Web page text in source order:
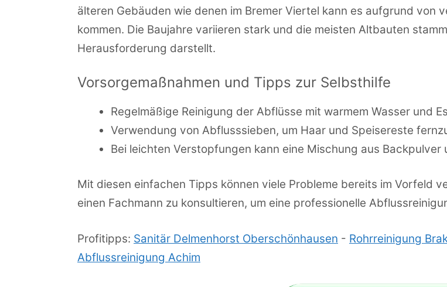
älteren Gebäuden wie denen im Bremer Viertel kann es aufgrund von
kommen. Die Baujahre variieren stark und die meisten Altbauten
Herausforderung darstellt.
Vorsorgemaßnahmen und Tipps zur Selbsthilfe
Regelmäßige Reinigung der Abflüsse mit warmem Wasser und
Verwendung von Abflusssieben, um Haar und Speisereste
Bei leichten Verstopfungen kann eine Mischung aus Backpulver
Mit diesen einfachen Tipps können viele Probleme bereits im Vorfeld
einen Fachmann zu konsultieren, um eine professionelle
Profitipps: Sanitär Delmenhorst Oberschönhausen - Rohrreinigung
Abflussreinigung Achim